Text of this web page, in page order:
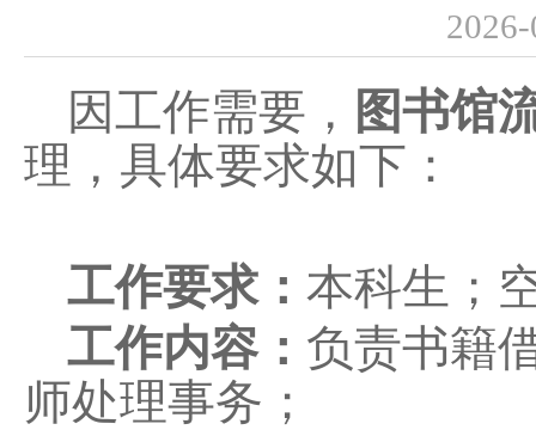
因工作需要， 图书馆
理，具体要求如下：
工作要求： 本科生；
工作内容： 负责书籍
师处理事务；